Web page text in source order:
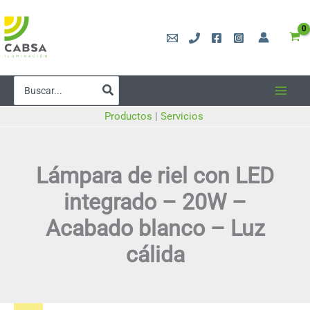
al
contenido
por:
Productos | Servicios
Lámpara de riel con LED
integrado – 20W –
Acabado blanco – Luz
cálida